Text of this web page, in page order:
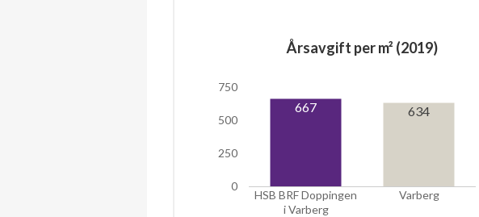
Årsavgift per m² (2019)
HSB BRF Doppingen
i Varberg
Varberg
0
250
500
750
667 634